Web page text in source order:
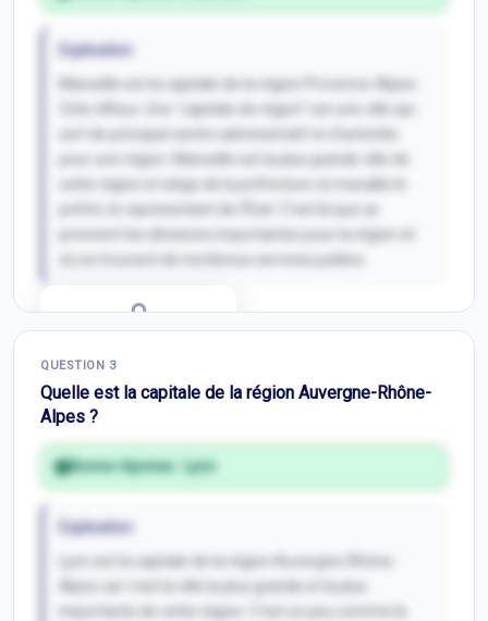
Explication
Marseille est la capitale de la région Provence-Alpes-
Côte d'Azur. Une "capitale de région" est une ville qui
sert de principal centre administratif et d'activités
pour une région. Marseille est la plus grande ville de
cette région et siège de la préfecture où travaille le
préfet, le représentant de l'État. C'est là que se
prennent les décisions importantes pour la région et
QUESTION 3
Quelle est la capitale de la région Auvergne-Rhône-
Alpes ?
Bonne réponse : Lyon
Explication
Lyon est la capitale de la région Auvergne-Rhône-
Alpes car c'est la ville la plus grande et la plus
importante de cette région. C'est un peu comme la